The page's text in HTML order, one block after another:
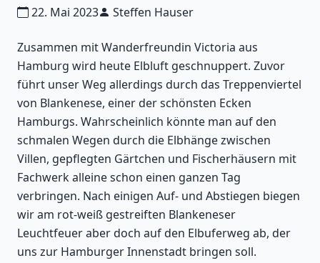
22. Mai 2023 Steffen Hauser
Zusammen mit Wanderfreundin Victoria aus
Hamburg wird heute Elbluft geschnuppert. Zuvor
führt unser Weg allerdings durch das Treppenviertel
von Blankenese, einer der schönsten Ecken
Hamburgs. Wahrscheinlich könnte man auf den
schmalen Wegen durch die Elbhänge zwischen
Villen, gepflegten Gärtchen und Fischerhäusern mit
Fachwerk alleine schon einen ganzen Tag
verbringen. Nach einigen Auf- und Abstiegen biegen
wir am rot-weiß gestreiften Blankeneser
Leuchtfeuer aber doch auf den Elbuferweg ab, der
uns zur Hamburger Innenstadt bringen soll.